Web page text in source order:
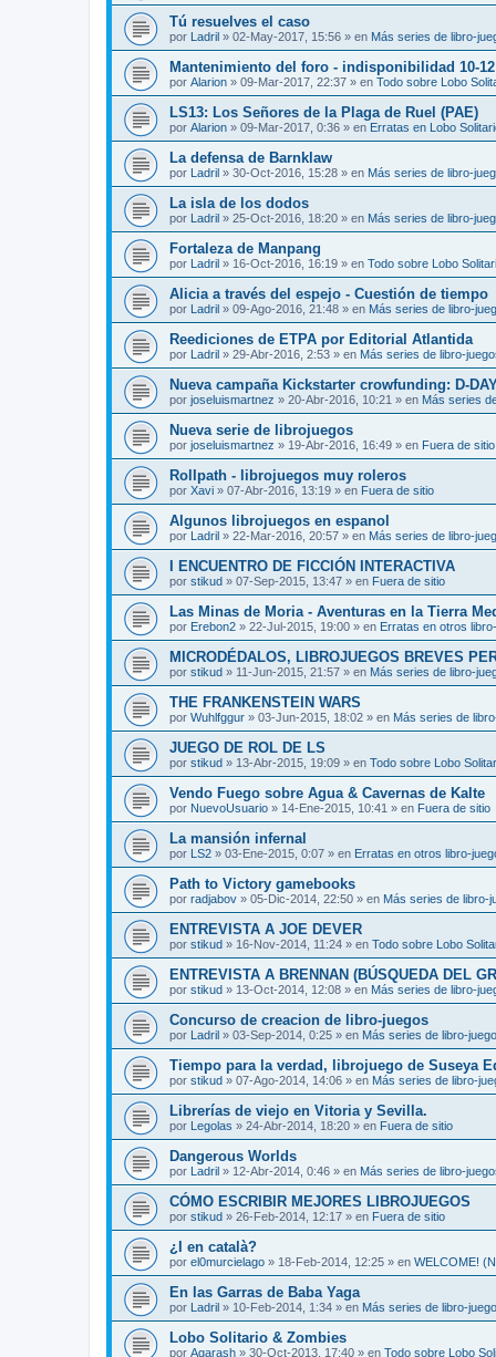
Tú resuelves el caso
por Ladril » 02-May-2017, 15:56 » en Más series de libro-
Mantenimiento del foro - indisponibilidad 10-
por Alarion » 09-Mar-2017, 22:37 » en Todo sobre Lobo
LS13: Los Señores de la Plaga de Ruel (PAE)
por Alarion » 09-Mar-2017, 0:36 » en Erratas en Lobo
La defensa de Barnklaw
por Ladril » 30-Oct-2016, 15:28 » en Más series de libro-
La isla de los dodos
por Ladril » 25-Oct-2016, 18:20 » en Más series de libro-
Fortaleza de Manpang
por Ladril » 16-Oct-2016, 16:19 » en Todo sobre Lobo
Alicia a través del espejo - Cuestión de tiempo
por Ladril » 09-Ago-2016, 21:48 » en Más series de libro-
Reediciones de ETPA por Editorial Atlantida
por Ladril » 29-Abr-2016, 2:53 » en Más series de libro-
Nueva campaña Kickstarter crowfunding: D-
por joseluismartnez » 20-Abr-2016, 10:21 » en Más series
Nueva serie de librojuegos
por joseluismartnez » 19-Abr-2016, 16:49 » en Fuera de sitio
Rollpath - librojuegos muy roleros
por Xavi » 07-Abr-2016, 13:19 » en Fuera de sitio
Algunos librojuegos en espanol
por Ladril » 22-Mar-2016, 20:57 » en Más series de libro-
I ENCUENTRO DE FICCIÓN INTERACTIVA
por stikud » 07-Sep-2015, 13:47 » en Fuera de sitio
Las Minas de Moria - Aventuras en la Tierra
por Erebon2 » 22-Jul-2015, 19:00 » en Erratas en otros
MICRODÉDALOS, LIBROJUEGOS BREVES
por stikud » 11-Jun-2015, 21:57 » en Más series de libro-
THE FRANKENSTEIN WARS
por Wuhlfggur » 03-Jun-2015, 18:02 » en Más series de
JUEGO DE ROL DE LS
por stikud » 13-Abr-2015, 19:09 » en Todo sobre Lobo
Vendo Fuego sobre Agua & Cavernas de Kalte
por NuevoUsuario » 14-Ene-2015, 10:41 » en Fuera de sitio
La mansión infernal
por LS2 » 03-Ene-2015, 0:07 » en Erratas en otros libro-
Path to Victory gamebooks
por radjabov » 05-Dic-2014, 22:50 » en Más series de libro-
ENTREVISTA A JOE DEVER
por stikud » 16-Nov-2014, 11:24 » en Todo sobre Lobo
ENTREVISTA A BRENNAN (BÚSQUEDA DEL
por stikud » 13-Oct-2014, 12:08 » en Más series de libro-
Concurso de creacion de libro-juegos
por Ladril » 03-Sep-2014, 0:25 » en Más series de libro-
Tiempo para la verdad, librojuego de Suseya
por stikud » 07-Ago-2014, 14:06 » en Más series de libro-
Librerías de viejo en Vitoria y Sevilla.
por Legolas » 24-Abr-2014, 18:20 » en Fuera de sitio
Dangerous Worlds
por Ladril » 12-Abr-2014, 0:46 » en Más series de libro-
CÓMO ESCRIBIR MEJORES LIBROJUEGOS
por stikud » 26-Feb-2014, 12:17 » en Fuera de sitio
¿I en català?
por el0murcielago » 18-Feb-2014, 12:25 » en WELCOME!
En las Garras de Baba Yaga
por Ladril » 10-Feb-2014, 1:34 » en Más series de libro-
Lobo Solitario & Zombies
por Agarash » 30-Oct-2013, 17:40 » en Todo sobre Lobo